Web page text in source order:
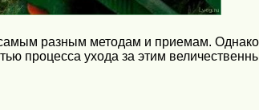
разным методам и приемам.
процесса ухода за этим